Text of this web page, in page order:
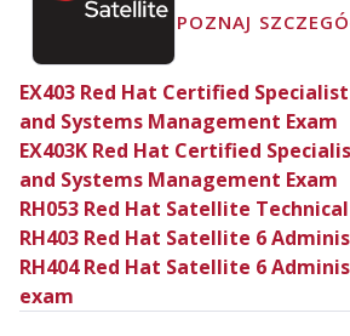
EX403 Red Hat Certified
and Systems Management Exam
EX403K Red Hat Certified
and Systems Management Exam
RH053 Red Hat Satellite
RH403 Red Hat Satellite 6
RH404 Red Hat Satellite 6
exam
POZNAJ